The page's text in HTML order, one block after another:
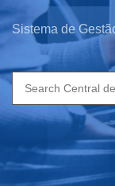
Sistema de
Search
for: